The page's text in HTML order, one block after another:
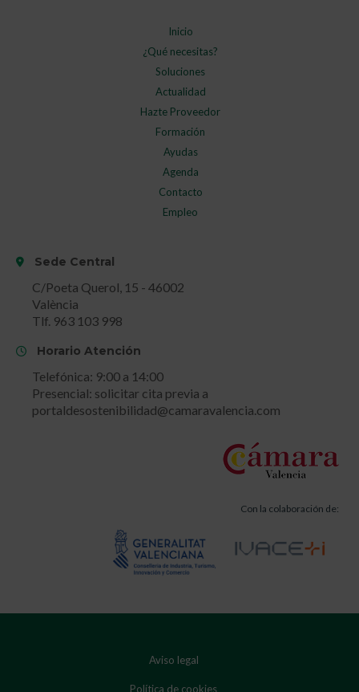
Inicio
¿Qué necesitas?
Soluciones
Actualidad
Hazte Proveedor
Formación
Ayudas
Agenda
Contacto
Empleo
Sede Central
C/Poeta Querol, 15 - 46002
València
Tlf. 963 103 998
Horario Atención
Telefónica: 9:00 a 14:00
Presencial: solicitar cita previa a
portaldesostenibilidad@camaravalencia.com
Con la colaboración de:
Aviso legal
Política de cookies